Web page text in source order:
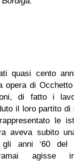
quasi cento
opera di
di fatto i
il loro partito di
le
aveva subito
anni ‘60 del
agisse